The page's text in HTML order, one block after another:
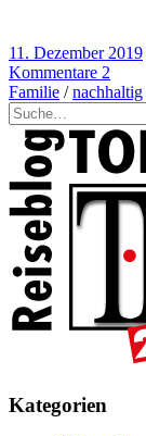
11. Dezember 2019
Kommentare 2
Familie /nachhaltig
Suche
Kategorien